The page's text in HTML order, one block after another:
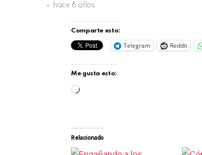
hace 6 años
Comparte esto:
Telegram Reddit
Me gusta esto:
g
a
Relacionado